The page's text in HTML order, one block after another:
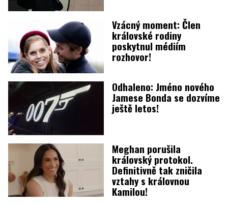
Vzácný moment: Člen
královské rodiny
poskytnul médiím
rozhovor!
Odhaleno: Jméno nového
Jamese Bonda se dozvíme
ještě letos!
Meghan porušila
královský protokol.
Definitivně tak zničila
vztahy s královnou
Kamilou!